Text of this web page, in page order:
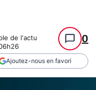
de l'actu
0
Ajoutez-nous en favori